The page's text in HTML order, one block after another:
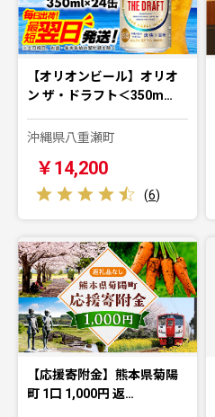
【オリオンビール】オリオ
ン ザ・ドラフト＜350m…
沖縄県八重瀬町
￥14,200
(6)
【応援寄附金】熊本県菊陽
町 1口 1,000円 返…